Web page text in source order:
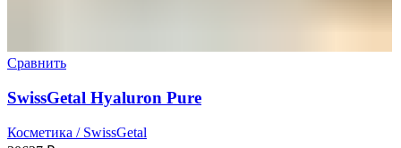
Сравнить
SwissGetal​ Hyaluron Pure
Косметика / SwissGetal